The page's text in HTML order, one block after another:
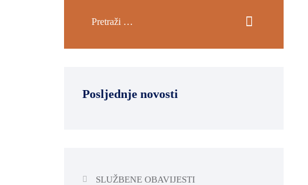
Posljednje novosti
SLUŽBENE OBAVIJESTI